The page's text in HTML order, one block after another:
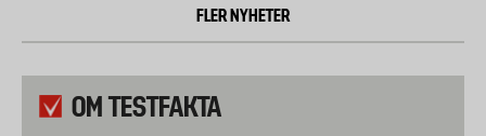
FLER NYHETER
OM TESTFAKTA